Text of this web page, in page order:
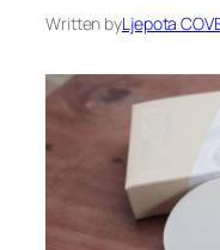
Written byLjepota